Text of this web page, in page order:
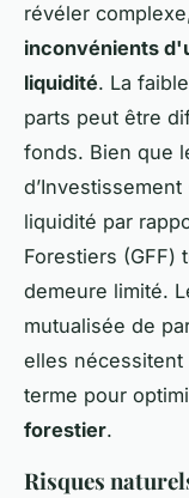
révéler
inconvénients
liquidité. La
parts peut être
fonds. Bien que
liquidité par
Forestiers (GFF)
demeure limité.
mutualisée de
elles
terme pour
forestier.
Risques